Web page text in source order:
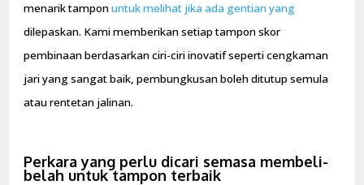
menarik tamponuntuk melihat jika ada gentian yang
dilepaskan. Kami memberikan setiap tampon skor
pembinaan berdasarkan ciri-ciri inovatif seperti cengkaman
jari yang sangat baik, pembungkusan boleh ditutup semula
atau rentetan jalinan.
Perkara yang perlu dicari semasa membeli-
belah untuk tampon terbaik